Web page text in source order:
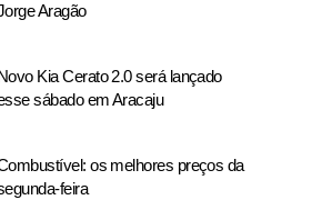
Aragão
Kia Cerato 2.0 será lançado
sábado em Aracaju
os melhores preços da
feira